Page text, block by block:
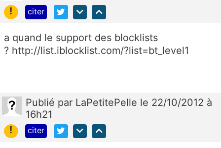
! citer
a quand le support des blocklists
? http://list.iblocklist.com/?list=bt_level1
Publié par LaPetitePelle le 22/10/2012 à
16h21
!
citer